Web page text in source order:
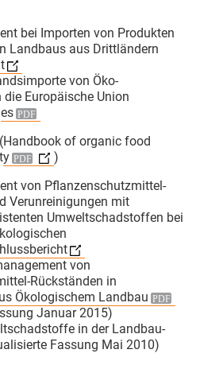
Bundesanstalt
und Ernährung
bei Importen von Produkten
Landbaus aus Drittländern
von Öko-
Europäische Union
es
Handbook of organic food
)
von Pflanzenschutzmittel-
Verunreinigungen mit
Umweltschadstoffen bei
von
Rückständen in
Ökologischem Landbau
Januar 2015)
in der Landbau-
Fassung Mai 2010)